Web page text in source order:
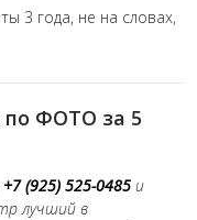
3 года, не на словах,
по ФОТО за 5
+7 (925) 525-0485 и
лучший в